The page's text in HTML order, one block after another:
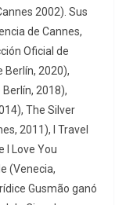
2002). Sus
de Cannes,
Oficial de
Berlín, 2020),
2018),
The Silver
2011), I Travel
I Love You
(Venecia,
Gusmão ganó